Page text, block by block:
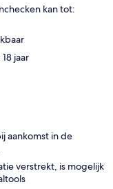
kan tot:
jaar
aankomst in de
verstrekt, is mogelijk